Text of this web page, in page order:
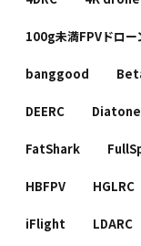
100g未満FPVドロー
banggood
DEERC Diatone
FatShark
HBFPV HGLRC
iFlight LDARC